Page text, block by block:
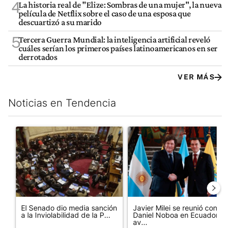
4La historia real de "Elize: Sombras de una mujer", la nueva
película de Netflix sobre el caso de una esposa que
descuartizó a su marido
5Tercera Guerra Mundial: la inteligencia artificial reveló
cuáles serían los primeros países latinoamericanos en ser
derrotados
VER MÁS
Noticias en Tendencia
Este listado muestra los artículos con más comentarios en los
Un artículo de tendencia con el título "El Senado dio media
El Senado dio media sanción
a la Inviolabilidad de la P...
Un artículo de tendencia con
Javier Milei se reunió con
Daniel Noboa en Ecuador y
av...